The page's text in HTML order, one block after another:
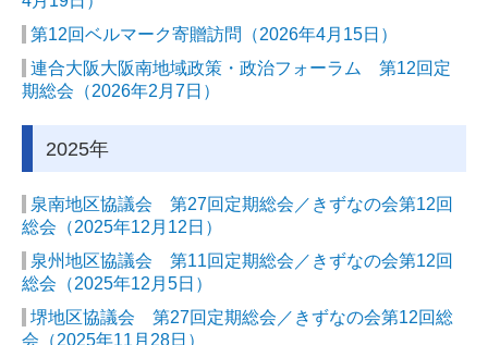
は‐わ行
バックナンバー
労福協活動報告
政策要請
第12回ベルマーク寄贈訪問（2026年4月15日）
連合大阪大阪南地域政策・政治フォーラム 第12回定
期総会（2026年2月7日）
2025年
泉南地区協議会 第27回定期総会／きずなの会第12回
総会 （2025年12月12日）
泉州地区協議会 第11回定期総会／きずなの会第12回
総会 （2025年12月5日）
堺地区協議会 第27回定期総会／きずなの会第12回総
会 （2025年11月28日）